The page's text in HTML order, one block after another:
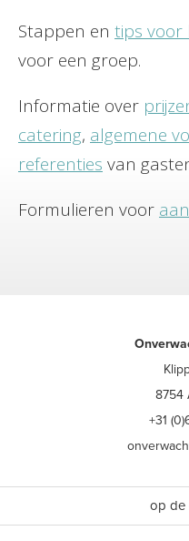
Stappen en tips voor
voor een groep.
Informatie over
catering, algemene
referenties van
Formulieren voor
8754
+31
op de